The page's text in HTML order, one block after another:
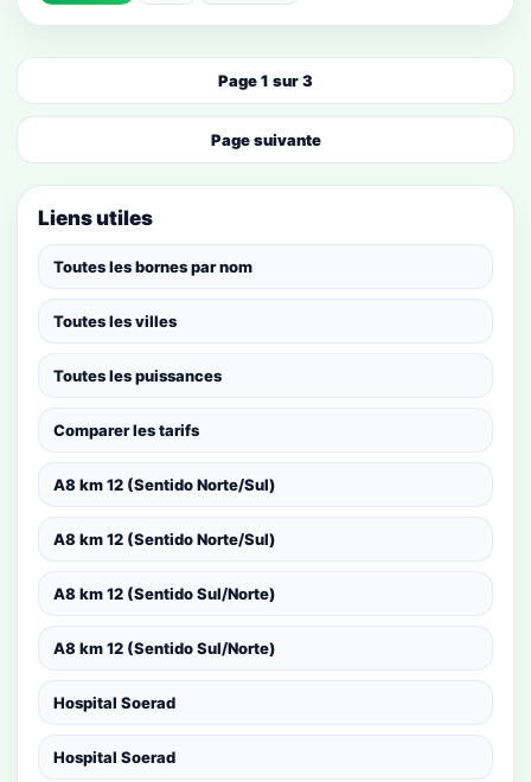
Page 1 sur 3
Page suivante
Liens utiles
Toutes les bornes par nom
Toutes les villes
Toutes les puissances
Comparer les tarifs
A8 km 12 (Sentido Norte/Sul)
A8 km 12 (Sentido Norte/Sul)
A8 km 12 (Sentido Sul/Norte)
A8 km 12 (Sentido Sul/Norte)
Hospital Soerad
Hospital Soerad